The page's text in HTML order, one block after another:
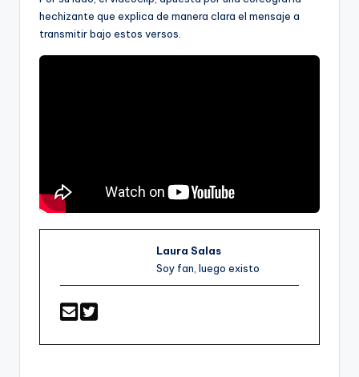
hechizante que explica de manera clara el mensaje a
transmitir bajo estos versos.
Laura Salas
Soy fan, luego existo